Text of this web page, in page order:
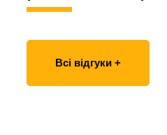
Всі відгуки +